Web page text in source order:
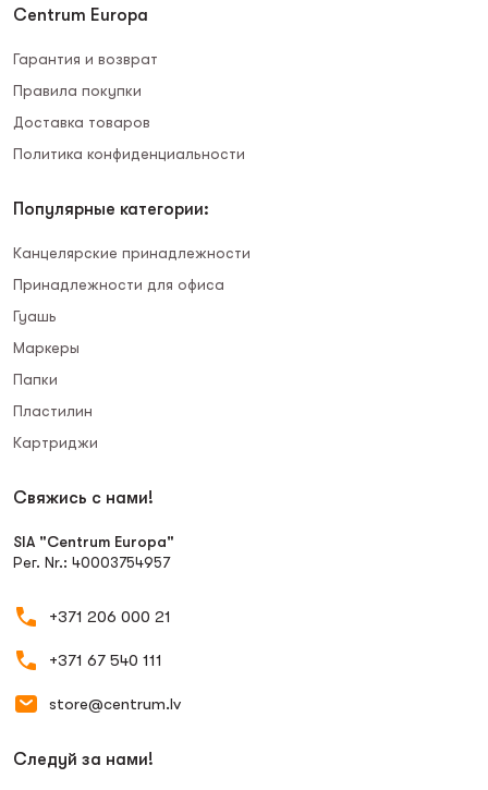
Centrum Europa
Гарантия и возврат
Правила покупки
Доставка товаров
Политика конфиденциальности
Популярные категории:
Канцелярские принадлежности
Принадлежности для офиса
Гуашь
Маркеры
Папки
Пластилин
Картриджи
Свяжись с нами!
SIA "Centrum Europa"
Рег. Nr.: 40003754957
+371 206 000 21
+371 67 540 111
store@centrum.lv
Следуй за нами!